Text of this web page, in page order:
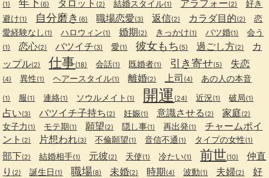
(1) 年下 (6) タロット (2) 結婚スタイル(1) アラフォー(2)
好き
避け(1) 自分磨き (6) 職場恋愛(3) 返信(2) カラダ目的(2)
恋
愛経験なし (1) ハロウィン(1) 婚期(2) きっかけ(1) バツ婚(1) 会う
(1) 恋心(2) バツイチ(3) 愛(1) 彼女もち (5) 過ごし方(2)
カ
ップル(2) 仕事(18) 会話(1) 既婚者(1) 引き寄せ(5) 失恋
(4) 異性(1) ヘアースタイル(1) 離婚(2) 上司 (4) あの人の本音
(1) 服(1) 連絡(1) ソウルメイト (1) 開運 (24) 近況 (1) 破局(1)
占い(3) バツイチ子持ち (2) 妊娠(1) 意識させる (2) 家庭(2)
女子力 (1) モテ期(1) 願望(2) 隠し事(1) 再出発(1)
チャームポイ
ント (2) 片想われ(3) 不倫願望(1) 音信不通 (1) タイプの女性(1)
部下(2) 結婚相手(1) 元彼(2) 天使(1) 冷たい(1) 前世(10)
仲直
り (2) 誕生日 (1) 職場(8) 未婚(2) 時期(4) 波動(1) 夫婦(2)
好